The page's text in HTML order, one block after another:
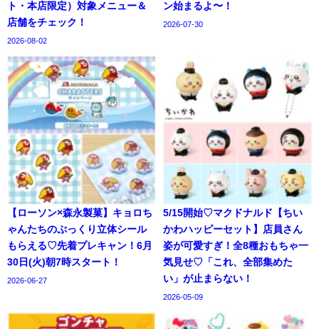
ト・本店限定）対象メニュー＆
店舗をチェック！
2026-08-02
ン始まるよ〜！
2026-07-30
【ローソン×森永製菓】キョロち
ゃんたちのぷっくり立体シール
もらえる♡先着プレキャン！6月
30日(火)朝7時スタート！
2026-06-27
5/15開始♡マクドナルド【ちい
かわハッピーセット】店員さん
姿が可愛すぎ！全8種おもちゃ一
気見せ♡「これ、全部集めた
い」が止まらない！
2026-05-09